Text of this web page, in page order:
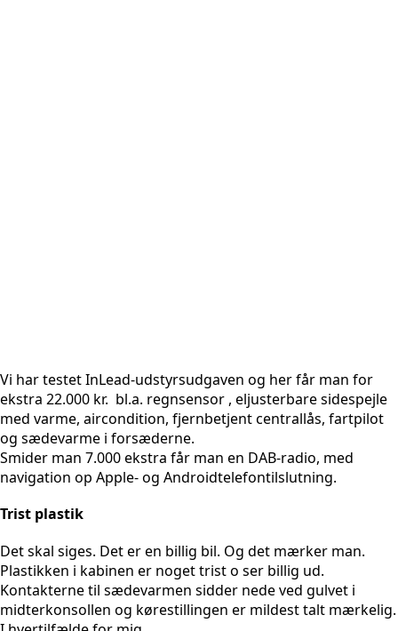
Vi har testet InLead-udstyrsudgaven og her får man for
ekstra 22.000 kr. bl.a. regnsensor , eljusterbare sidespejle
med varme, aircondition, fjernbetjent centrallås, fartpilot
og sædevarme i forsæderne.
Smider man 7.000 ekstra får man en DAB-radio, med
navigation op Apple- og Androidtelefontilslutning.
Trist plastik
Det skal siges. Det er en billig bil. Og det mærker man.
Plastikken i kabinen er noget trist o ser billig ud.
Kontakterne til sædevarmen sidder nede ved gulvet i
midterkonsollen og kørestillingen er mildest talt mærkelig.